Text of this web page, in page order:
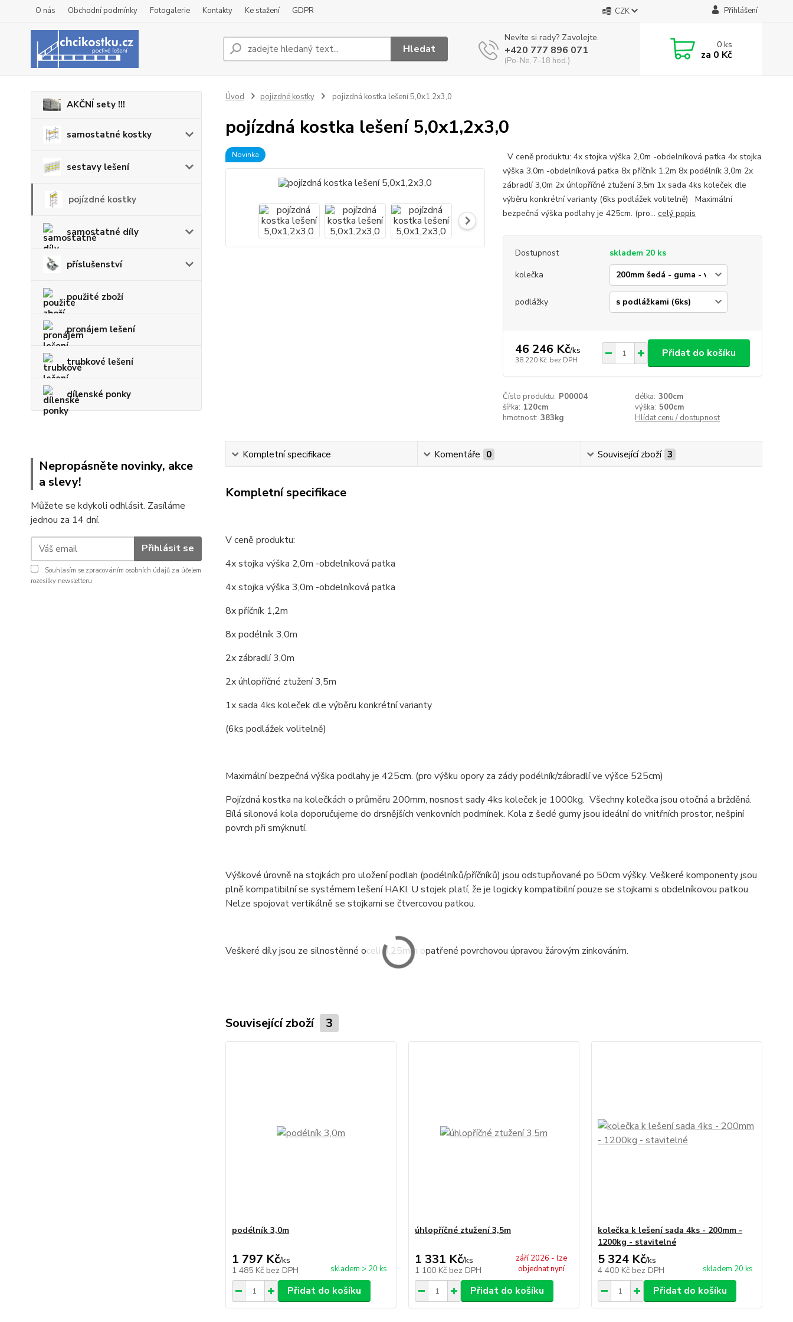
O nás Obchodní podmínky Fotogalerie Kontakty Ke stažení GDPR CZK Přihlášení
Hledat
Nevíte si rady? Zavolejte.
+420 777 896 071
(Po-Ne, 7-18 hod.)
0ks
za 0 Kč
AKČNÍ sety !!!
samostatné kostky
sestavy lešení
pojízdné kostky
samostatné díly
příslušenství
použité zboží
pronájem lešení
trubkové lešení
dílenské ponky
Nepropásněte novinky, akce
a slevy!
Můžete se kdykoli odhlásit. Zasíláme
jednou za 14 dní.
Přihlásit se
Souhlasím se zpracováním osobních údajů za účelem
rozesílky newsletteru.
Úvod pojízdné kostky pojízdná kostka lešení 5,0x1,2x3,0
pojízdná kostka lešení 5,0x1,2x3,0
Novinka
V ceně produktu: 4x stojka výška 2,0m -obdelníková patka 4x stojka
výška 3,0m -obdelníková patka 8x příčník 1,2m 8x podélník 3,0m 2x
zábradlí 3,0m 2x úhlopříčné ztužení 3,5m 1x sada 4ks koleček dle
výběru konkrétní varianty (6ks podlážek volitelně) Maximální
bezpečná výška podlahy je 425cm. (pro... celý popis
Dostupnost
skladem 20 ks
kolečka
podlážky
46 246 Kč/ks
38 220 Kč bez DPH
Přidat do košíku
Číslo produktu: P00004 délka: 300cm
šířka: 120cm výška: 500cm
hmotnost: 383kg Hlídat cenu / dostupnost
Kompletní specifikace Komentáře 0 Související zboží 3
Kompletní specifikace
V ceně produktu:
4x stojka výška 2,0m -obdelníková patka
4x stojka výška 3,0m -obdelníková patka
8x příčník 1,2m
8x podélník 3,0m
2x zábradlí 3,0m
2x úhlopříčné ztužení 3,5m
1x sada 4ks koleček dle výběru konkrétní varianty
(6ks podlážek volitelně)
Maximální bezpečná výška podlahy je 425cm. (pro výšku opory za zády podélník/zábradlí ve výšce 525cm)
Pojízdná kostka na kolečkách o průměru 200mm, nosnost sady 4ks koleček je 1000kg. Všechny kolečka jsou otočná a bržděná.
Bílá silonová kola doporučujeme do drsnějších venkovních podmínek. Kola z šedé gumy jsou ideální do vnitřních prostor, nešpiní
povrch při smýknutí.
Výškové úrovně na stojkách pro uložení podlah (podélníků/příčníků) jsou odstupňované po 50cm výšky. Veškeré komponenty jsou
plně kompatibilní se systémem lešení HAKI. U stojek platí, že je logicky kompatibilní pouze se stojkami s obdelníkovou patkou.
Nelze spojovat vertikálně se stojkami se čtvercovou patkou.
Veškeré díly jsou ze silnostěnné oceli 3,25mm opatřené povrchovou úpravou žárovým zinkováním.
Související zboží 3
podélník 3,0m
1 797 Kč/ks
1 485 Kč bez DPH skladem > 20 ks
Přidat do košíku
úhlopříčné ztužení 3,5m
1 331 Kč/ks
1 100 Kč bez DPH
září 2026 - lze
objednat nyní
Přidat do košíku
kolečka k lešení sada 4ks - 200mm -
1200kg - stavitelné
5 324 Kč/ks
4 400 Kč bez DPH skladem 20 ks
Přidat do košíku